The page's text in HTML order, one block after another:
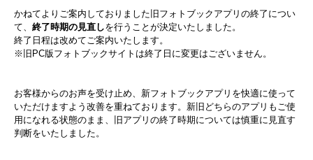
かねてより​ご案内しておりました​旧フォトブックアプリの​終了に​つい
て、​ 終了時期の​見直しを​行うことが​決定いたしました。​
終了日程は​​改めて​ご案内いたします。​
※旧PC版フォトブックサイトは終了日に変更はございません。
お客様からのお声を受け止め、新フォトブックアプリを快適に使って
いただけますよう改善を重ねております。新旧どちらのアプリもご使
用になれる状態のまま、旧アプリの終了時期については慎重に見直す
判断をいたしました。